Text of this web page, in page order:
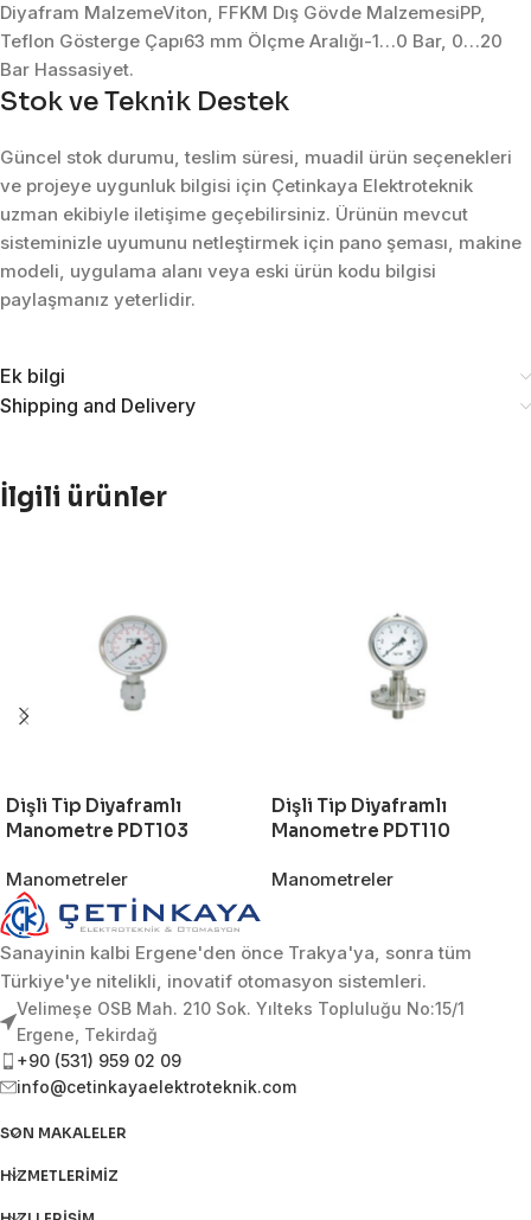
Diyafram MalzemeViton, FFKM Dış Gövde MalzemesiPP,
Teflon Gösterge Çapı63 mm Ölçme Aralığı-1…0 Bar, 0…20
Bar Hassasiyet.
Stok ve Teknik Destek
Güncel stok durumu, teslim süresi, muadil ürün seçenekleri
ve projeye uygunluk bilgisi için Çetinkaya Elektroteknik
uzman ekibiyle iletişime geçebilirsiniz. Ürünün mevcut
sisteminizle uyumunu netleştirmek için pano şeması, makine
modeli, uygulama alanı veya eski ürün kodu bilgisi
paylaşmanız yeterlidir.
Ek bilgi
Shipping and Delivery
İlgili ürünler
Dişli Tip Diyaframlı
Manometre PDT103
Manometreler
Dişli Tip Diyaframlı
Manometre PDT110
Manometreler
Sanayinin kalbi Ergene'den önce Trakya'ya, sonra tüm
Türkiye'ye nitelikli, inovatif otomasyon sistemleri.
Velimeşe OSB Mah. 210 Sok. Yılteks Topluluğu No:15/1
Ergene, Tekirdağ
+90 (531) 959 02 09
info@cetinkayaelektroteknik.com
SON MAKALELER
HIZMETLERIMIZ